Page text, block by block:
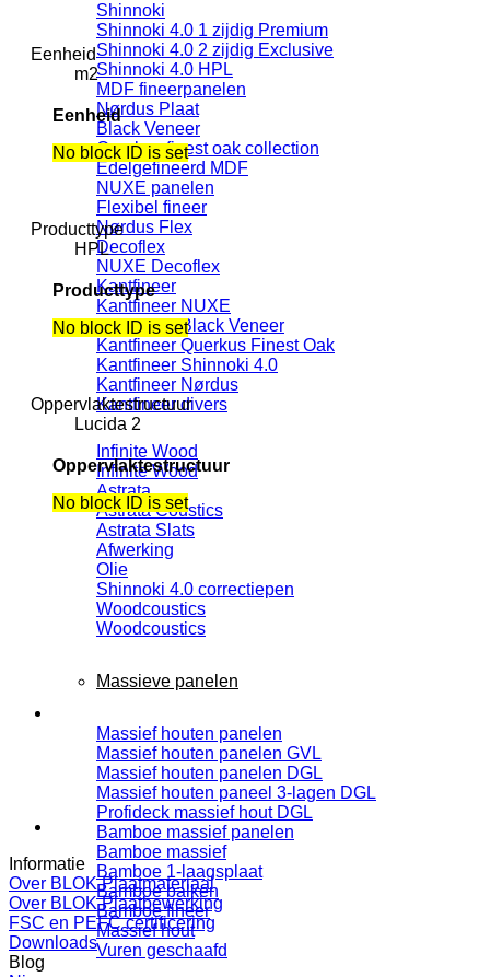
Shinnoki
Shinnoki 4.0 1 zijdig Premium
Shinnoki 4.0 2 zijdig Exclusive
Shinnoki 4.0 HPL
MDF fineerpanelen
Nørdus Plaat
Black Veneer
Querkus finest oak collection
Edelgefineerd MDF
NUXE panelen
Flexibel fineer
Nørdus Flex
Decoflex
NUXE Decoflex
Kantfineer
Kantfineer NUXE
Kantfineer Black Veneer
Kantfineer Querkus Finest Oak
Kantfineer Shinnoki 4.0
Kantfineer Nørdus
Kantfineer divers
Infinite Wood
Infinite Wood
Astrata
Astrata Coustics
Astrata Slats
Afwerking
Olie
Shinnoki 4.0 correctiepen
Woodcoustics
Woodcoustics
Massieve panelen
Massief houten panelen
Massief houten panelen GVL
Massief houten panelen DGL
Massief houten paneel 3-lagen DGL
Profideck massief hout DGL
Bamboe massief panelen
Bamboe massief
Bamboe 1-laagsplaat
Bamboe balken
Bamboe fineer
Massief hout
Vuren geschaafd
Eenheid
m2
Eenheid
No block ID is set
Producttype
HPL
Producttype
No block ID is set
Oppervlaktestructuur
Lucida 2
Oppervlaktestructuur
No block ID is set
Informatie
Over BLOK Plaatmateriaal
Over BLOK Plaatbewerking
FSC en PEFC certificering
Downloads
Blog